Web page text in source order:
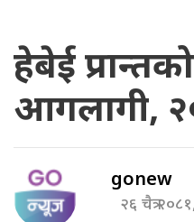
हेबेई
आगलागी,
gonew
२६ चैत्र